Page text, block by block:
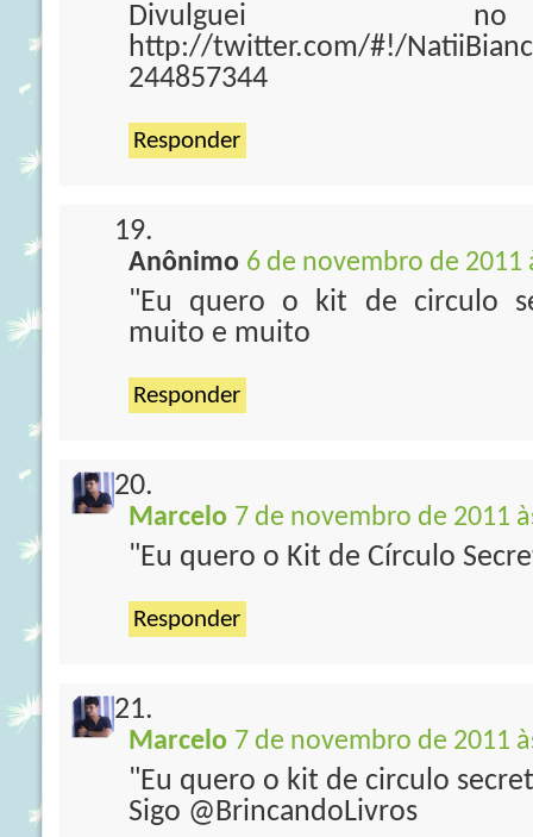
Divulguei
http://twitter.com/#!/
244857344
Responder
Anônimo 6 de novembro de 2011
"Eu quero o kit de circulo
muito e muito
Responder
Marcelo 7 de novembro de 2011
"Eu quero o Kit de Círculo
Responder
Marcelo 7 de novembro de 2011
"Eu quero o kit de circulo
Sigo @BrincandoLivros